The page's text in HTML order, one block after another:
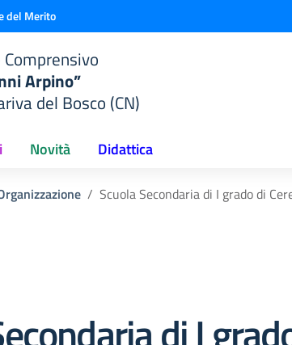
del Merito
Arpino”
del Bosco (CN)
Novità Didattica
Scuola Secondaria di I grado di